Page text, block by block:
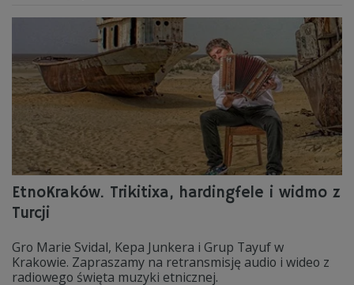
EtnoKraków. Trikitixa, hardingfele i widmo z
Turcji
Gro Marie Svidal, Kepa Junkera i Grup Tayuf w
Krakowie. Zapraszamy na retransmisję audio i wideo z
radiowego święta muzyki etnicznej.